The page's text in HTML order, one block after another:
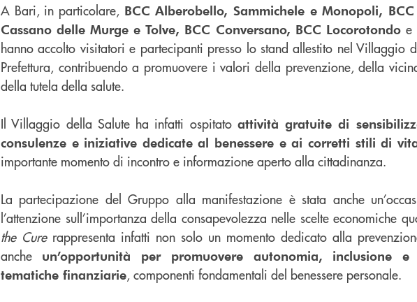
A Bari, in particolare, BCC Alberobello, Sammichele e Monopoli,
Cassano delle Murge e Tolve, BCC Conversano, BCC Locorotondo e
hanno accolto visitatori e partecipanti presso lo stand allestito nel Villaggio
Prefettura, contribuendo a promuovere i valori della prevenzione, della
della tutela della salute.
Il Villaggio della Salute ha infatti ospitato attività gratuite di
consulenze e iniziative dedicate al benessere e ai corretti stili di
importante momento di incontro e informazione aperto alla cittadinanza.
La partecipazione del Gruppo alla manifestazione è stata anche
l’attenzione sull’importanza della consapevolezza nelle scelte economiche
the Curerappresenta infatti non solo un momento dedicato alla
anche un’opportunità per promuovere autonomia, inclusione e
tematiche finanziarie, componenti fondamentali del benessere personale.